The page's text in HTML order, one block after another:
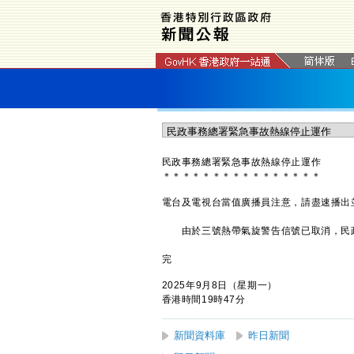
民政事務總署緊急事故熱線停止運作
＊ ＊ ＊ ＊ ＊ ＊ ＊ ＊ ＊ ＊ ＊ ＊ ＊ ＊ ＊ ＊
電台及電視台當值廣播員注意，請盡速播
由於三號熱帶氣旋警告信號已取消，民
完
2025年9月8日（星期一）
香港時間19時47分
新聞資料庫
昨日新聞